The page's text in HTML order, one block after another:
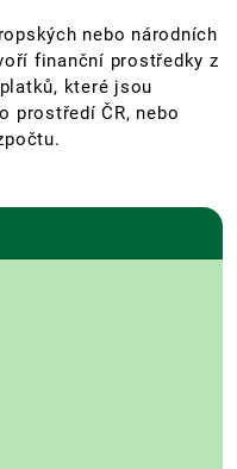
nebo národních
finanční prostředky z
které jsou
prostředí ČR, nebo